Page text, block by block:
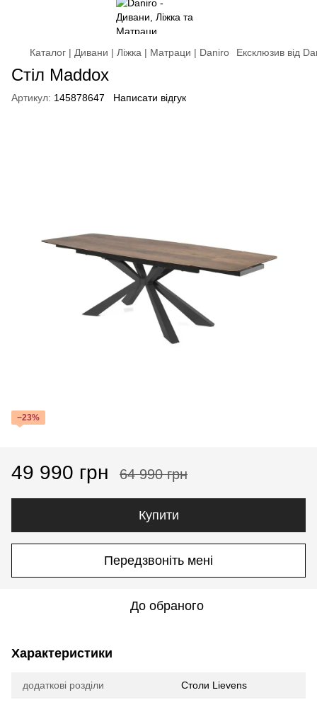
Каталог | Дивани | Ліжка | Матраци | Daniro Ексклюзив від
Стіл Maddox
Артикул: 145878647 Написати відгук
−23%
49 990 грн 64 990 грн
Купити
Передзвоніть мені
До обраного
Характеристики
додаткові розділи Столи Lievens